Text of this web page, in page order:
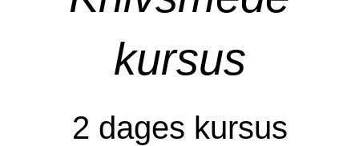
kursus
2 dages kursus